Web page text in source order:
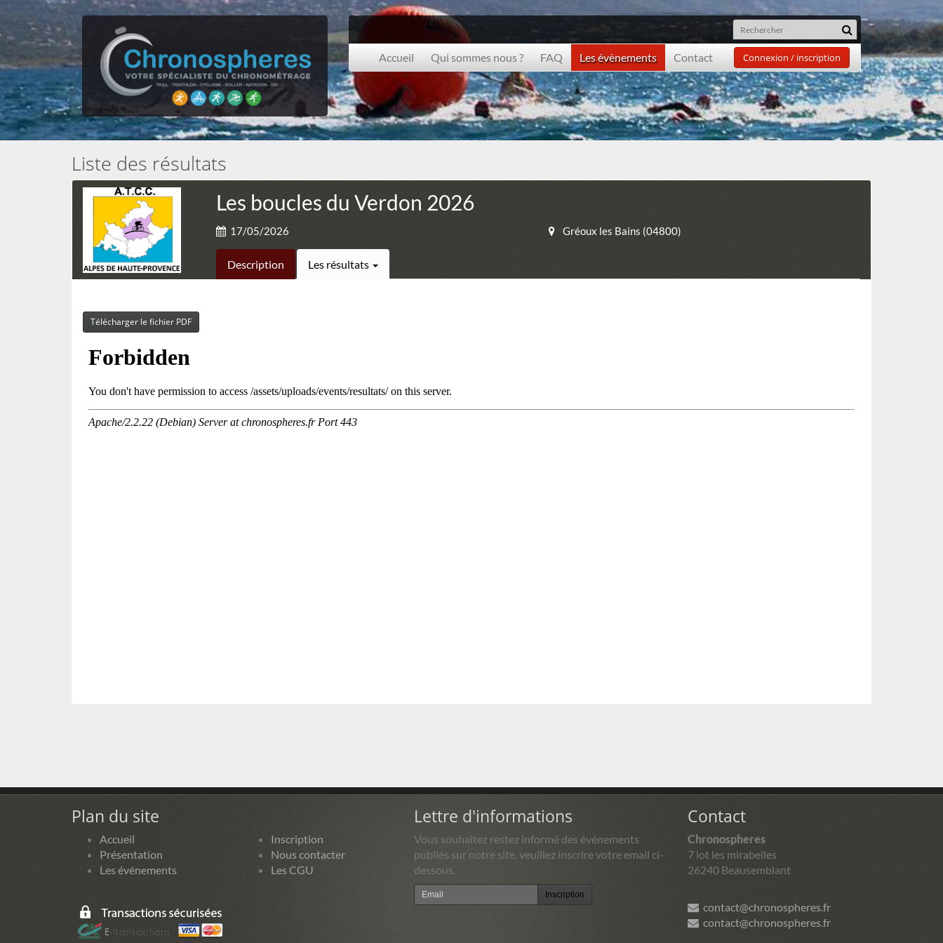
Accueil Qui sommes nous ? FAQ Les évènements Contact Connexion / inscription
Liste des résultats
Les boucles du Verdon 2026
17/05/2026 Gréoux les Bains (04800)
Description Les résultats
Télécharger le fichier PDF
Plan du site
Accueil
Présentation
Les événements
Inscription
Nous contacter
Les CGU
Lettre d'informations
Vous souhaitez restez informé des événements
publiés sur notre site, veuillez inscrire votre email ci-
dessous.
Inscription
Contact
Chronospheres
7 lot les mirabelles
26240 Beausemblant
contact@chronospheres.fr
contact@chronospheres.fr